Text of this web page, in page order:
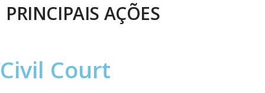
PRINCIPAIS AÇÕES
Civil Court